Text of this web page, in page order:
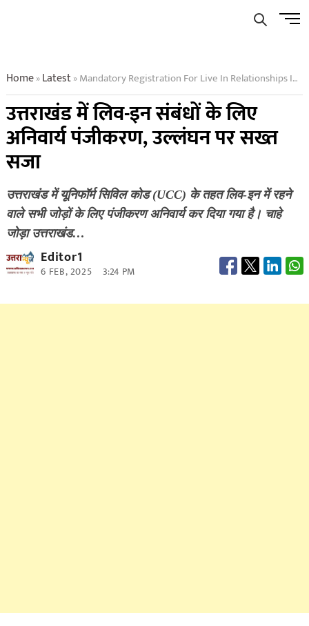
Menu
Home»Latest»Mandatory Registration For Live In Relationships In Uttarakhand
उत्तराखंड में लिव-इन संबंधों के लिए
अनिवार्य पंजीकरण, उल्लंघन पर सख्त
सजा
उत्तराखंड में यूनिफॉर्म सिविल कोड (UCC) के तहत लिव-इन में रहने
वाले सभी जोड़ों के लिए पंजीकरण अनिवार्य कर दिया गया है। चाहे
जोड़ा उत्तराखंड…
Editor1
6 FEB, 2025 3:24 PM